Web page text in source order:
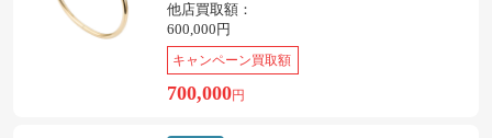
他店買取額：
600,000円
キャンペーン買取額
700,000円